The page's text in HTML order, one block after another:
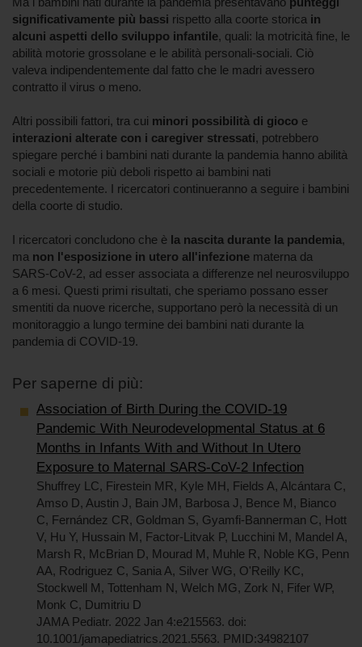
significativamente più bassi rispetto alla coorte storica in
alcuni aspetti dello sviluppo infantile, quali: la motricità fine, le
abilità motorie grossolane e le abilità personali-sociali. Ciò
valeva indipendentemente dal fatto che le madri avessero
contratto il virus o meno.
Altri possibili fattori, tra cui minori possibilità di gioco e
interazioni alterate con i caregiver stressati, potrebbero
spiegare perché i bambini nati durante la pandemia hanno abilità
sociali e motorie più deboli rispetto ai bambini nati
precedentemente. I ricercatori continueranno a seguire i bambini
della coorte di studio.
I ricercatori concludono che è la nascita durante la pandemia,
ma non l'esposizione in utero all'infezione materna da
SARS-CoV-2, ad esser associata a differenze nel neurosviluppo
a 6 mesi. Questi primi risultati, che speriamo possano esser
smentiti da nuove ricerche, supportano però la necessità di un
monitoraggio a lungo termine dei bambini nati durante la
pandemia di COVID-19.
Per saperne di più:
Association of Birth During the COVID-19
Pandemic With Neurodevelopmental Status at 6
Months in Infants With and Without In Utero
Exposure to Maternal SARS-CoV-2 Infection
Shuffrey LC, Firestein MR, Kyle MH, Fields A, Alcántara C,
Amso D, Austin J, Bain JM, Barbosa J, Bence M, Bianco
C, Fernández CR, Goldman S, Gyamfi-Bannerman C, Hott
V, Hu Y, Hussain M, Factor-Litvak P, Lucchini M, Mandel A,
Marsh R, McBrian D, Mourad M, Muhle R, Noble KG, Penn
AA, Rodriguez C, Sania A, Silver WG, O'Reilly KC,
Stockwell M, Tottenham N, Welch MG, Zork N, Fifer WP,
Monk C, Dumitriu D
JAMA Pediatr. 2022 Jan 4:e215563. doi:
10.1001/jamapediatrics.2021.5563. PMID:34982107